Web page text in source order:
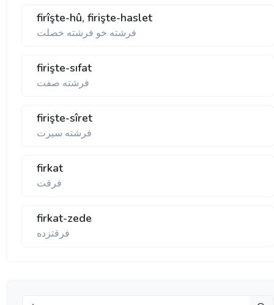
firîşte-hû, firişte-haslet
فرشته خو فرشته خصلت
firişte-sıfat
فرشته صفت
firişte-sîret
فرشته سيرت
firkat
فرقت
firkat-zede
فرقتزده